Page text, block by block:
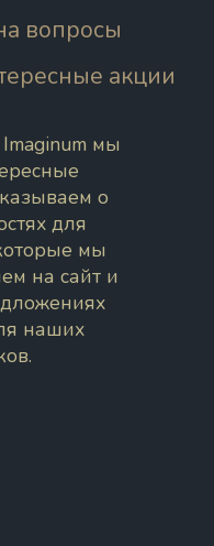
вопросы
акции
мы
о
для
мы
на сайт и
наших